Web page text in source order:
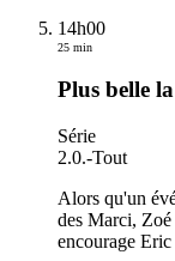
14h00
25 min
Plus belle
Série
2.0.-Tout
Alors qu'un
des Marci, Zoé
encourage Eric